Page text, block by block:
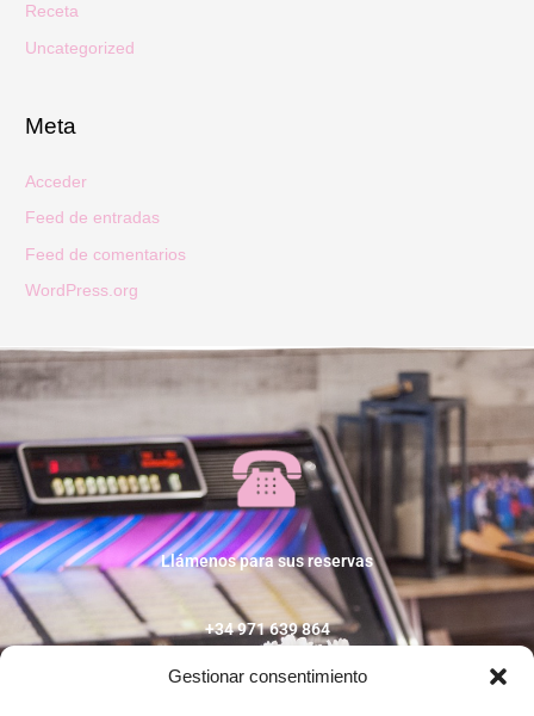
Gestionar consentimiento
Receta
Uncategorized
Meta
Acceder
Feed de entradas
Feed de comentarios
WordPress.org
Llámenos para sus reservas
+34 971 639 864